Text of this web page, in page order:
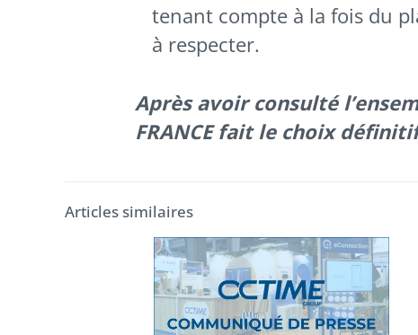
tenant compte à la fois du
à respecter.
Après avoir consulté
FRANCE fait le choix
Articles similaires